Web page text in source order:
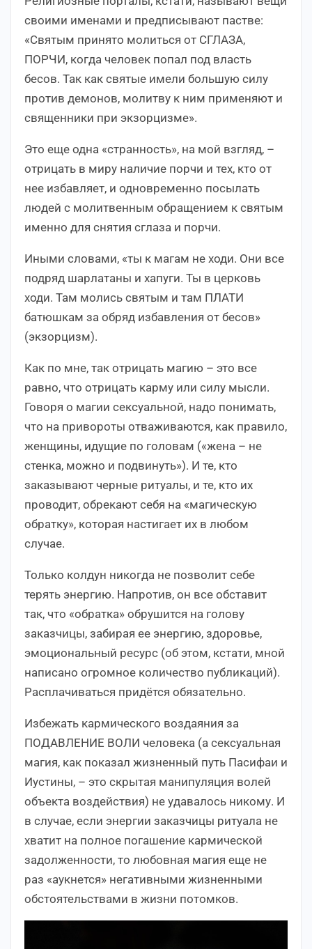
своими именами и предписывают пастве:
«Святым принято молиться от СГЛАЗА,
ПОРЧИ, когда человек попал под власть
бесов. Так как святые имели большую силу
против демонов, молитву к ним применяют и
священники при экзорцизме».
Это еще одна «странность», на мой взгляд, –
отрицать в миру наличие порчи и тех, кто от
нее избавляет, и одновременно посылать
людей с молитвенным обращением к святым
именно для снятия сглаза и порчи.
Иными словами, «ты к магам не ходи. Они все
подряд шарлатаны и хапуги. Ты в церковь
ходи. Там молись святым и там ПЛАТИ
батюшкам за обряд избавления от бесов»
(экзорцизм).
Как по мне, так отрицать магию – это все
равно, что отрицать карму или силу мысли.
Говоря о магии сексуальной, надо понимать,
что на привороты отваживаются, как правило,
женщины, идущие по головам («жена – не
стенка, можно и подвинуть»). И те, кто
заказывают черные ритуалы, и те, кто их
проводит, обрекают себя на «магическую
обратку», которая настигает их в любом
случае.
Только колдун никогда не позволит себе
терять энергию. Напротив, он все обставит
так, что «обратка» обрушится на голову
заказчицы, забирая ее энергию, здоровье,
эмоциональный ресурс (об этом, кстати, мной
написано огромное количество публикаций).
Расплачиваться придётся обязательно.
Избежать кармического воздаяния за
ПОДАВЛЕНИЕ ВОЛИ человека (а сексуальная
магия, как показал жизненный путь Пасифаи и
Иустины, – это скрытая манипуляция волей
объекта воздействия) не удавалось никому. И
в случае, если энергии заказчицы ритуала не
хватит на полное погашение кармической
задолженности, то любовная магия еще не
раз «аукнется» негативными жизненными
обстоятельствами в жизни потомков.